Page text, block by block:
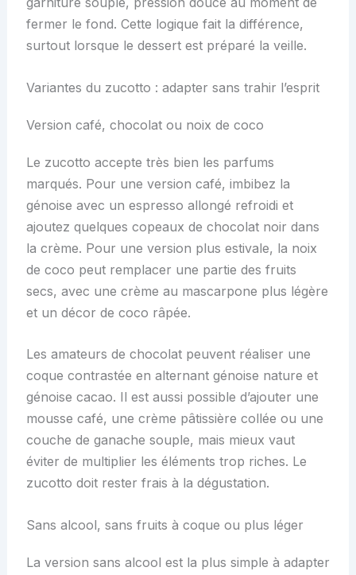
fermer le fond. Cette logique fait la différence,
surtout lorsque le dessert est préparé la veille.
Variantes du zucotto : adapter sans trahir l’esprit
Version café, chocolat ou noix de coco
Le zucotto accepte très bien les parfums
marqués. Pour une version café, imbibez la
génoise avec un espresso allongé refroidi et
ajoutez quelques copeaux de chocolat noir dans
la crème. Pour une version plus estivale, la noix
de coco peut remplacer une partie des fruits
secs, avec une crème au mascarpone plus légère
et un décor de coco râpée.
Les amateurs de chocolat peuvent réaliser une
coque contrastée en alternant génoise nature et
génoise cacao. Il est aussi possible d’ajouter une
mousse café, une crème pâtissière collée ou une
couche de ganache souple, mais mieux vaut
éviter de multiplier les éléments trop riches. Le
zucotto doit rester frais à la dégustation.
Sans alcool, sans fruits à coque ou plus léger
La version sans alcool est la plus simple à adapter